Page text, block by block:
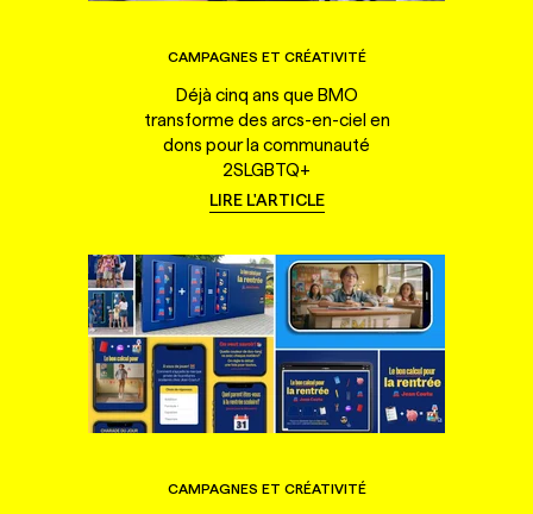
CAMPAGNES ET CRÉATIVITÉ
Déjà cinq ans que BMO
transforme des arcs-en-ciel en
dons pour la communauté
2SLGBTQ+
LIRE L'ARTICLE
CAMPAGNES ET CRÉATIVITÉ